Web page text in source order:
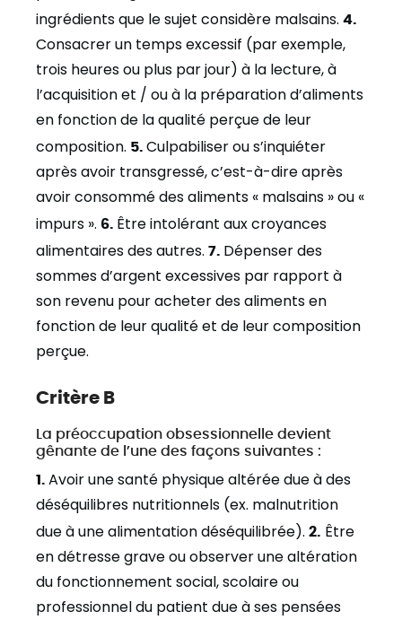
ingrédients que le sujet considère malsains. 4.
Consacrer un temps excessif (par exemple,
trois heures ou plus par jour) à la lecture, à
l’acquisition et / ou à la préparation d’aliments
en fonction de la qualité perçue de leur
composition. 5. Culpabiliser ou s’inquiéter
après avoir transgressé, c’est-à-dire après
avoir consommé des aliments « malsains » ou «
impurs ». 6. Être intolérant aux croyances
alimentaires des autres. 7. Dépenser des
sommes d’argent excessives par rapport à
son revenu pour acheter des aliments en
fonction de leur qualité et de leur composition
perçue.
Critère B
La préoccupation obsessionnelle devient
gênante de l’une des façons suivantes :
1. Avoir une santé physique altérée due à des
déséquilibres nutritionnels (ex. malnutrition
due à une alimentation déséquilibrée). 2. Être
en détresse grave ou observer une altération
du fonctionnement social, scolaire ou
professionnel du patient due à ses pensées